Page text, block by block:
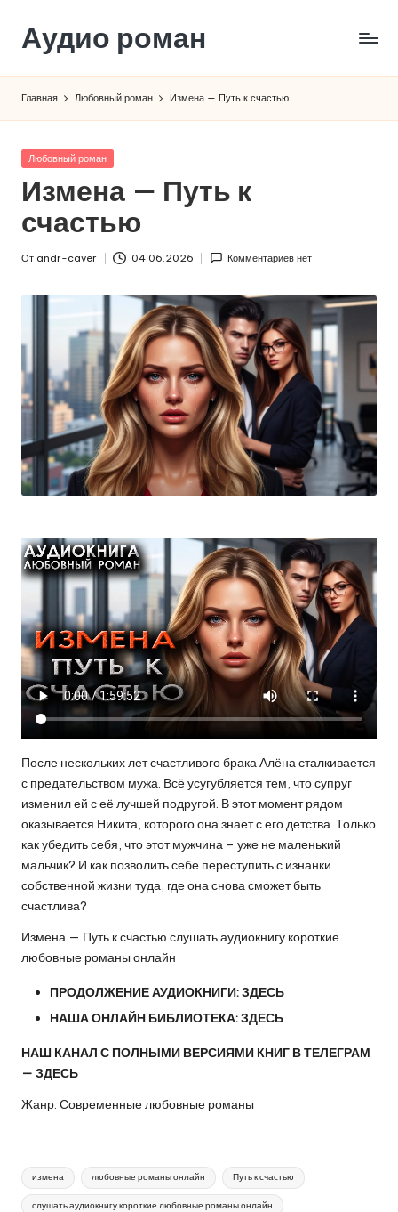
Перейти
содержимому
Аудио роман
Главная Любовный роман Измена — Путь к счастью
Опубликовано
Любовный роман
Измена — Путь к
счастью
От andr-caver 04.06.2026 Комментариев нет
После нескольких лет счастливого брака Алёна сталкивается
с предательством мужа. Всё усугубляется тем, что супруг
изменил ей с её лучшей подругой. В этот момент рядом
оказывается Никита, которого она знает с его детства. Только
как убедить себя, что этот мужчина – уже не маленький
мальчик? И как позволить себе переступить с изнанки
собственной жизни туда, где она снова сможет быть
счастлива?
Измена — Путь к счастью слушать аудиокнигу короткие
любовные романы онлайн
ПРОДОЛЖЕНИЕ АУДИОКНИГИ:ЗДЕСЬ
НАША ОНЛАЙН БИБЛИОТЕКА:ЗДЕСЬ
НАШ КАНАЛ С ПОЛНЫМИ ВЕРСИЯМИ КНИГ В ТЕЛЕГРАМ
— ЗДЕСЬ
Жанр: Современные любовные романы
Метки:
измена любовные романы онлайн Путь к счастью
слушать аудиокнигу короткие любовные романы онлайн